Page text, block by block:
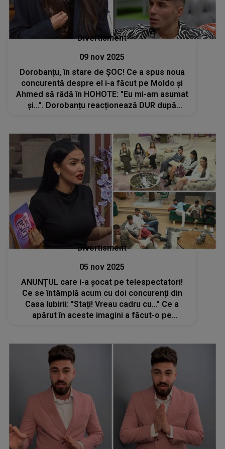
Divertisment
09 nov 2025
Dorobanțu, în stare de ȘOC! Ce a spus noua
concurentă despre el i-a făcut pe Moldo și
Ahmed să râdă în HOHOTE: "Eu mi-am asumat
și...". Dorobanțu reacționează DUR după
Divertisment
05 nov 2025
ANUNȚUL care i-a șocat pe telespectatori!
Ce se întâmplă acum cu doi concurenți din
Casa Iubirii: "Stați! Vreau cadru cu..." Ce a
apărut în aceste imagini a făcut-o pe